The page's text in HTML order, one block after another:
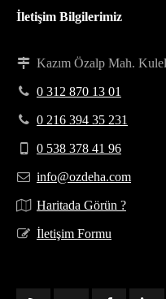
İletişim Bilgilerimiz
Kazım Özalp Mah.
0 312 870 13 01
0 216 394 35 231
0 538 378 41 96
info@ozdeha.com
Haritada Görün ?
İletişim Formu